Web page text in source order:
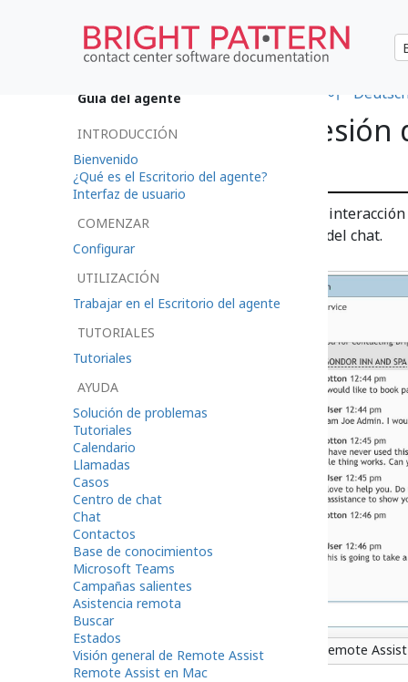
•日本語•العربية 한국어
Inicio de una Sesión
Assist
Cuando maneje una
del chat.
Boton de Remote
Guía del agente
INTRODUCCIÓN
Bienvenido
¿Qué es el Escritorio del agente?
Interfaz de usuario
COMENZAR
Configurar
UTILIZACIÓN
Trabajar en el Escritorio del agente
TUTORIALES
Tutoriales
AYUDA
Solución de problemas
Tutoriales
Calendario
Llamadas
Casos
Centro de chat
Chat
Contactos
Base de conocimientos
Microsoft Teams
Campañas salientes
Asistencia remota
Buscar
Estados
Visión general de Remote Assist
Remote Assist en Mac